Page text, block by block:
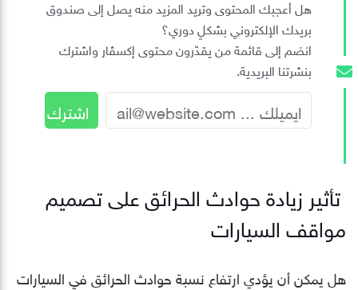
هل أعجبك المحتوى وتريد المزيد منه يصل إلى صندوق
بريدك الإلكتروني بشكلٍ دوري؟
انضم إلى قائمة من يقدّرون محتوى إكسڤار واشترك
بنشرتنا البريدية.
تأثير زيادة حوادث الحرائق على تصميم
مواقف السيارات
هل يمكن أن يؤدي ارتفاع نسبة حوادث الحرائق في السيارات